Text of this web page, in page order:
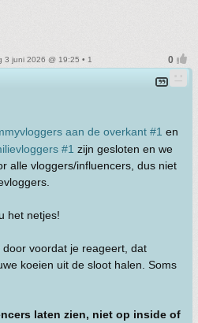
3 juni 2026 @ 19:25 • 1
aan de overkant #1 en
#1 zijn gesloten en we
alle vloggers/influencers, dus niet
het netjes!
voordat je reageert, dat
koeien uit de sloot halen. Soms
laten zien, niet op inside of